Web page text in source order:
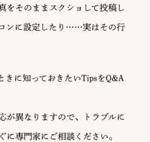
をそのままスクショして投稿し
ンに設定したり……実はその行
きに知っておきたいTipsをQ&A
が異なりますので、トラブルに
に専門家にご相談ください。